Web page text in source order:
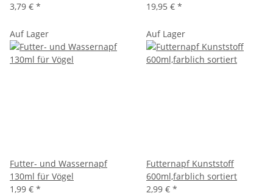
3,79 € *
19,95 € *
Auf Lager
Futter- und Wassernapf
130ml für Vögel
1,99 € *
Auf Lager
Futternapf Kunststoff
600ml,farblich sortiert
2,99 € *